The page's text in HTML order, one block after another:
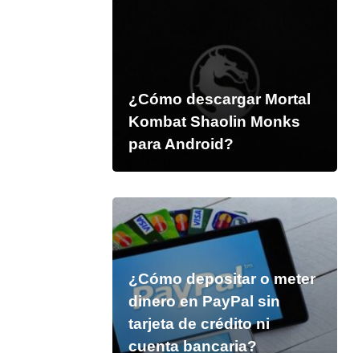
¿Cómo descargar Mortal
Kombat Shaolin Monks
para Android?
¿Cómo depositar o meter
dinero en PayPal sin
tarjeta de crédito ni
cuenta bancaria?